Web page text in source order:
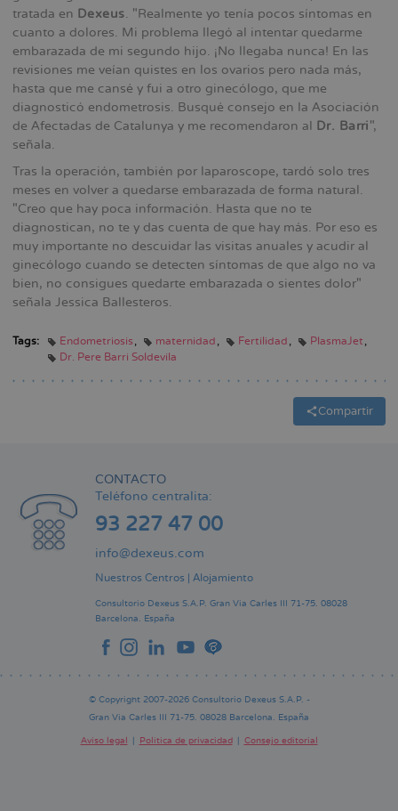
tratada en Dexeus. "Realmente yo tenía pocos síntomas en
cuanto a dolores. Mi problema llegó al intentar quedarme
embarazada de mi segundo hijo. ¡No llegaba nunca! En las
revisiones me veían quistes en los ovarios pero nada más,
hasta que me cansé y fui a otro ginecólogo, que me
diagnosticó endometrosis. Busqué consejo en la Asociación
de Afectadas de Catalunya y me recomendaron al Dr. Barri",
señala.
Tras la operación, también por laparoscope, tardó solo tres
meses en volver a quedarse embarazada de forma natural.
"Creo que hay poca información. Hasta que no te
diagnostican, no te y das cuenta de que hay más. Por eso es
muy importante no descuidar las visitas anuales y acudir al
ginecólogo cuando se detecten síntomas de que algo no va
bien, no consigues quedarte embarazada o sientes dolor"
señala Jessica Ballesteros.
Tags: Endometriosis maternidad Fertilidad
PlasmaJet
Dr. Pere Barri Soldevila
Compartir
CONTACTO
Teléfono centralita:
93 227 47 00
info@dexeus.com
Nuestros Centros | Alojamiento
Consultorio Dexeus S.A.P. Gran Via Carles III 71-75. 08028
Barcelona. España
© Copyright 2007-2026 Consultorio Dexeus S.A.P. -
Gran Via Carles III 71-75. 08028 Barcelona. España
Aviso legal Política de privacidad Consejo editorial